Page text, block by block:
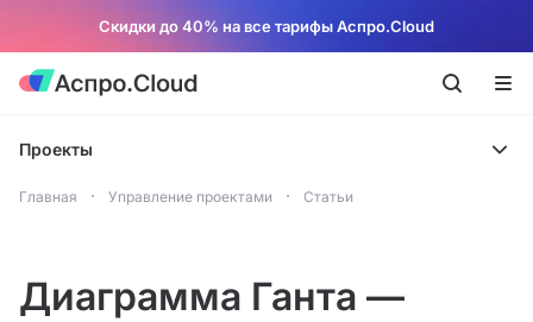
Скидки до 40% на все тарифы Аспро.Cloud
Проекты
Главная Управление проектами Статьи
Диаграмма Ганта —